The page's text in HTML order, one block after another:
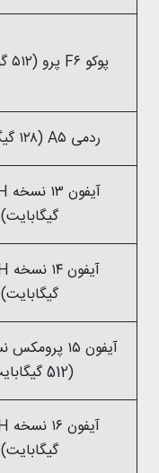
پوکو F۶ پرو (۵۱۲ گیگابایت)
ردمی A۵ (۱۲۸ گیگابایت)
گیگابایت)
گیگابایت)
(512 گیگابایت)
گیگابایت)